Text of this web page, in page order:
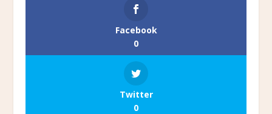
Facebook
0
Twitter
0